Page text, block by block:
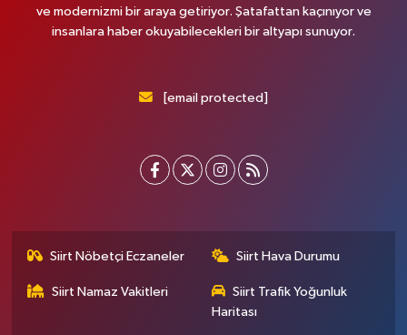
ve modernizmi bir araya getiriyor. Şatafattan kaçınıyor ve
insanlara haber okuyabilecekleri bir altyapı sunuyor.
[email protected]
Siirt Nöbetçi Eczaneler Siirt Hava Durumu
Siirt Namaz Vakitleri
Siirt Trafik Yoğunluk
Haritası